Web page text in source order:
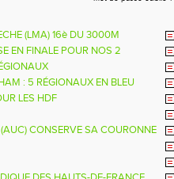
(LMA) 16è DU 3000M
EN FINALE POUR NOS 2
: 5 RÉGIONAUX EN BLEU
LES HDF
CONSERVE SA COURONNE